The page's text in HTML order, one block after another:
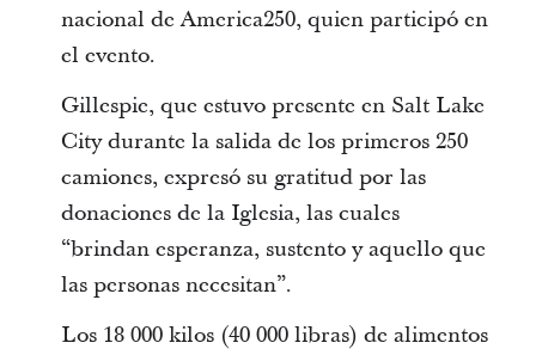
nacional de America250, quien participó en
el evento.
Gillespie, que estuvo presente en Salt Lake
City durante la salida de los primeros 250
camiones, expresó su gratitud por las
donaciones de la Iglesia, las cuales
“brindan esperanza, sustento y aquello que
las personas necesitan”.
Los 18 000 kilos (40 000 libras) de alimentos